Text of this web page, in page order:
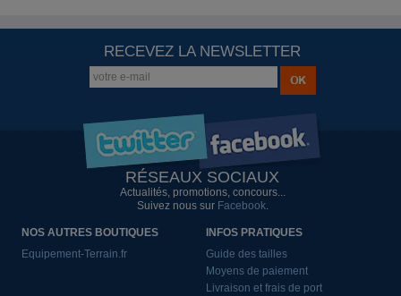
RECEVEZ LA NEWSLETTER
RÉSEAUX SOCIAUX
Actualités, promotions, concours...
Suivez nous sur Facebook.
NOS AUTRES BOUTIQUES
Equipement-Terrain.fr
INFOS PRATIQUES
Guide des tailles
Moyens de paiement
Livraison et frais de port